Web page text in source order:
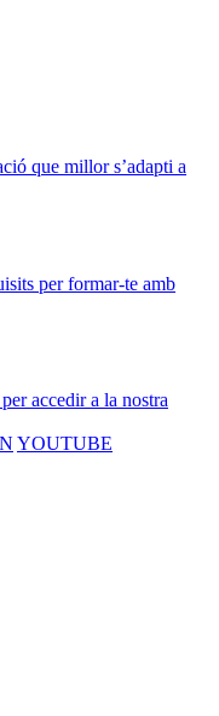
que millor s’adapti a
per formar-te amb
accedir a la nostra
YOUTUBE